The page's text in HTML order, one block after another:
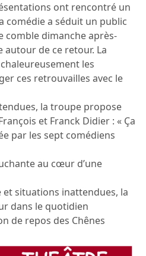
ont rencontré un
comédie a séduit un public
comble dimanche après-
autour de ce retour. La
les
ces retrouvailles avec le
la troupe propose
et Franck Didier : « Ça
par les sept comédiens
au cœur d’une
situations inattendues, la
dans le quotidien
de repos des Chênes